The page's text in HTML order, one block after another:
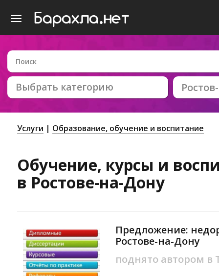
Выбрать категорию
Услуги Образование, обучение и воспитание
Обучение, курсы и
в Ростове-на-Дону
Предложение:
Ростове-на-Дону
поднято автором в